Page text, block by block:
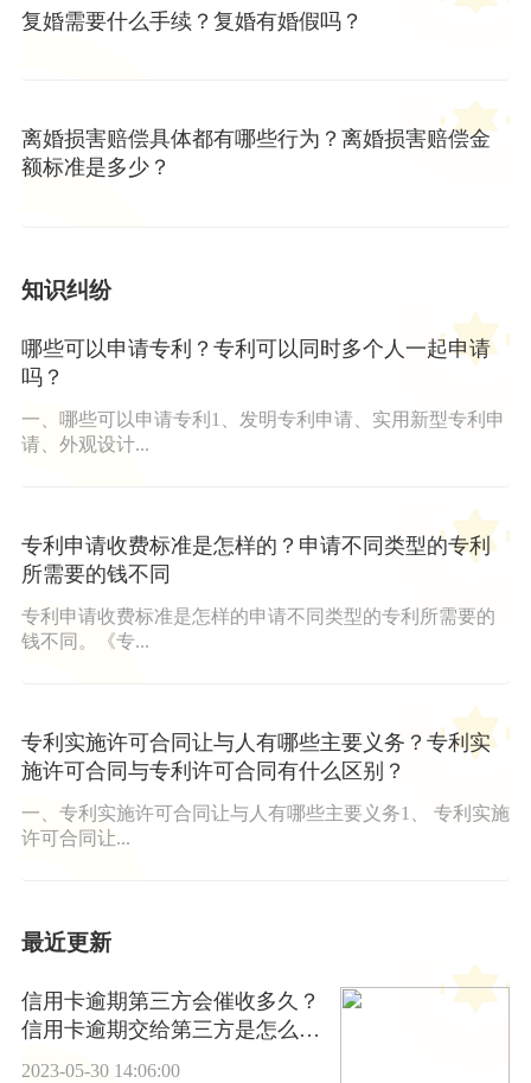
复婚需要什么手续？复婚有婚假吗？
离婚损害赔偿具体都有哪些行为？离婚损害赔偿金
额标准是多少？
知识纠纷
哪些可以申请专利？专利可以同时多个人一起申请
吗？
一、哪些可以申请专利1、发明专利申请、实用新型专利申
请、外观设计...
专利申请收费标准是怎样的？申请不同类型的专利
所需要的钱不同
专利申请收费标准是怎样的申请不同类型的专利所需要的
钱不同。《专...
专利实施许可合同让与人有哪些主要义务？专利实
施许可合同与专利许可合同有什么区别？
一、专利实施许可合同让与人有哪些主要义务1、 专利实施
许可合同让...
最近更新
信用卡逾期第三方会催收多久？
信用卡逾期交给第三方是怎么处
理的 环球微资讯
2023-05-30 14:06:00